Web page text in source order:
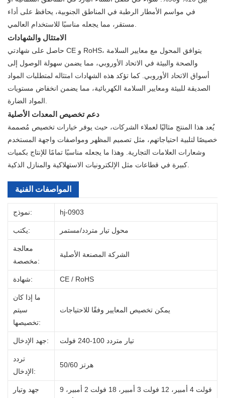
في مواسم الأمطار الرطبة في المناطق الجنوبية، يحافظ على أداء
الامتثال والشهادات
حاصل على شهادتي CE و RoHS، يتوافق المحول مع معايير السلامة
والصحة والبيئة في الاتحاد الأوروبي، مما يضمن سهولة الوصول إلى
أسواق الاتحاد الأوروبي. كما تؤكد هذه الشهادات امتثاله لمتطلبات المواد
الصديقة للبيئة ومعايير السلامة الكهربائية، مما يضمن انخفاض مستويات
دعم تخصيص المعدات الأصلية
يُعد هذا المنتج مثاليًا لعملاء الشركات، حيث يوفر خيارات تخصيص مُصممة
خصيصًا لتلبية احتياجاتهم، مثل تصميم المظهر ومواصفات واجهة المستخدم
وشعارات العلامات التجارية. وهذا ما يجعله مناسبًا تمامًا للإنتاج بكميات
المواصفات الفنية
نموذج: hj-0903
يكتب: محول تيار متردد/مستمر
معالجة
مخصصة:
الشركة المصنعة الأصلية
شهادة: CE / RoHS
ما إذا كان
سيتم
تخصيصها:
يمكن تخصيص المعايير وفقًا للاحتياجات
جهد الإدخال: تيار متردد 100-240 فولت
تردد
الإدخال:
50/60 هرتز
جهد وتيار 9 فولت 4 أمبير، 12 فولت 3 أمبير، 18 فولت 2 أمبير،